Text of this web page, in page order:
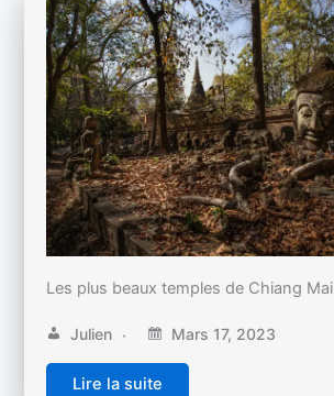
Les plus beaux temples de Chiang Mai
Julien Mars 17, 2023
Lire la suite